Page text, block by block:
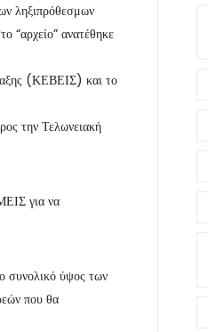
ληξιπρόθεσμων
“αρχείο” ανατέθηκε
(ΚΕΒΕΙΣ) και το
την Τελωνειακή
για να
συνολικό ύψος των
που θα